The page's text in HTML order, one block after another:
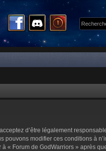
d’être légalement
pouvons modifier ces conditions à
« Forum de GodWarriors » après